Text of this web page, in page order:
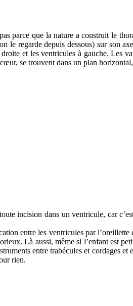
parce que la nature a construit le
le regarde depuis dessous) sur son
et les ventricules à gauche. Les
se trouvent dans un plan
incision dans un ventricule, car
entre les ventricules par l’oreillette
Là aussi, même si l’enfant est
entre trabécules et cordages et
rien.